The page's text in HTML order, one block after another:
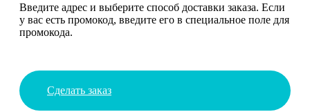
Введите адрес и выберите способ доставки заказа. Если
у вас есть промокод, введите его в специальное поле для
промокода.
Сделать заказ